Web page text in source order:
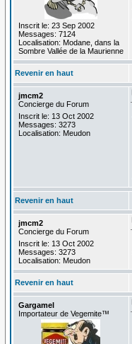
Inscrit le: 23 Sep 2002
Messages: 7124
Localisation: Modane, dans la
Sombre Vallée de la Maurienne
Revenir en haut
jmcm2
Concierge du Forum
Inscrit le: 13 Oct 2002
Messages: 3273
Localisation: Meudon
Revenir en haut
jmcm2
Concierge du Forum
Inscrit le: 13 Oct 2002
Messages: 3273
Localisation: Meudon
Revenir en haut
Gargamel
Importateur de Vegemite™